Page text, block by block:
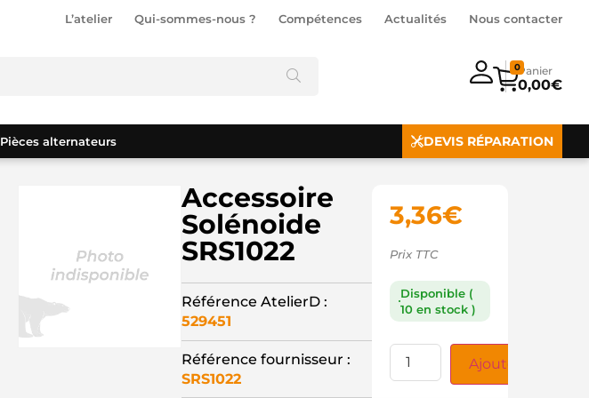
L’atelier Qui-sommes-nous ? Compétences Actualités Nous contacter
0,00€
0
Pièces alternateurs DEVIS RÉPARATION
Accessoire
Solénoide
SRS1022
Référence AtelierD :
529451
Référence fournisseur :
SRS1022
3,36€
Prix TTC
Disponible (
10 en stock )
Ajouter au